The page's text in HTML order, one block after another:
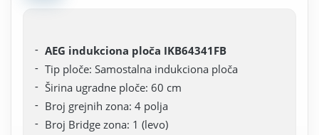
AEG indukciona ploča IKB64341FB
Tip ploče: Samostalna indukciona ploča
Širina ugradne ploče: 60 cm
Broj grejnih zona: 4 polja
Broj Bridge zona: 1 (levo)